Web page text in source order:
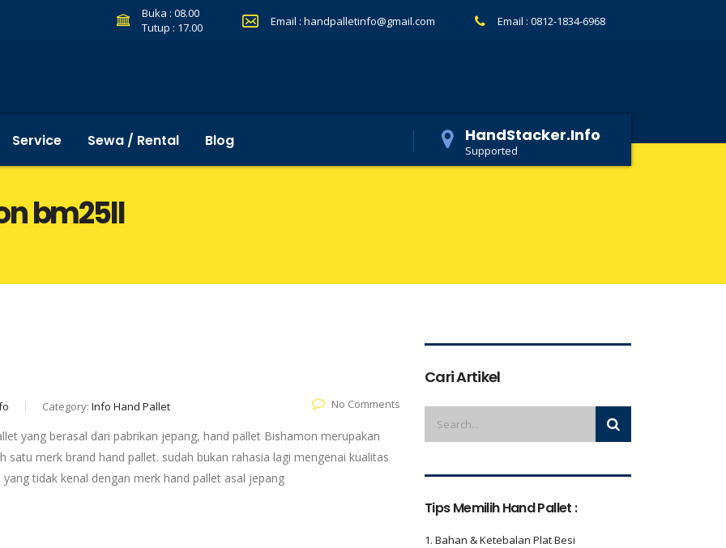
Buka : 08.00
Tutup : 17.00
Email : handpalletinfo@gmail.com Email : 0812-1834-6968
Service Sewa / Rental Blog HandStacker.Info
Supported
bm25ll
Category: Info Hand Pallet No Comments
yang berasal dari pabrikan jepang, hand pallet Bishamon merupakan
satu merk brand hand pallet. sudah bukan rahasia lagi mengenai kualitas
tidak kenal dengan merk hand pallet asal jepang
Cari Artikel
Tips Memilih Hand Pallet :
1. Bahan & Ketebalan Plat Besi